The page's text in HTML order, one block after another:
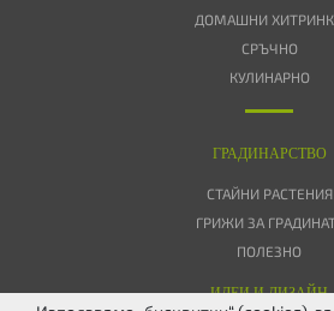
ДОМАШНИ
СРЪЧНО
КУЛИНАРНО
ГРАДИНАРСТВО
СТАЙНИ РАСТЕНИЯ
ГРИЖИ ЗА
ПОЛЕЗНО
ИДЕИ И ДИЗАЙН